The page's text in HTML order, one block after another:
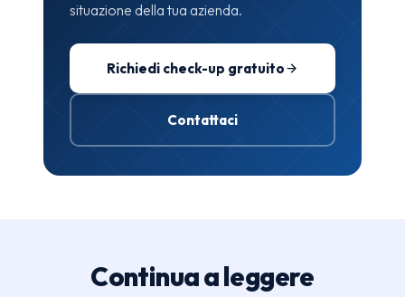
situazione della tua azienda.
Richiedi check-up gratuito
Contattaci
Continua a leggere